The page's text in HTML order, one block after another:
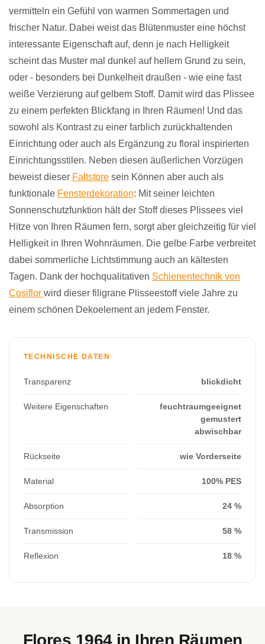
vermitteln ein Gefühl von warmen Sommertagen und
frischer Natur. Dabei weist das Blütenmuster eine höchst
interessante Eigenschaft auf, denn je nach Helligkeit
scheint das Muster mal dunkel auf hellem Grund zu sein,
oder - besonders bei Dunkelheit draußen - wie eine fast
weiße Verzierung auf gelbem Stoff. Damit wird das Plissee
zu einem perfekten Blickfang in Ihren Räumen! Und das
sowohl als Kontrast zu einer farblich zurückhaltenden
Einrichtung oder auch als Ergänzung zu floral inspirierten
Einrichtungsstilen. Neben diesen äußerlichen Vorzügen
beweist dieser Faltstore sein Können aber auch als
funktionale Fensterdekoration: Mit seiner leichten
Sonnenschutzfunktion hält der Stoff dieses Plissees viel
Hitze von Ihren Räumen fern, sorgt aber gleichzeitig für viel
Helligkeit in Ihren Wohnräumen. Die gelbe Farbe verbreitet
dabei sommerliche Lichtstimmung auch an kältesten
Tagen. Dank der hochqualitativen Schienentechnik von
Cosiflor wird dieser filigrane Plisseestoff viele Jahre zu
einem schönen Dekoelement an jedem Fenster.
TECHNISCHE DATEN
Transparenz blickdicht
Weitere Eigenschaften
feuchtraumgeeignet
gemustert
abwischbar
Rückseite wie Vorderseite
Material 100% PES
Absorption 24 %
Transmission 58 %
Reflexion 18 %
Flores 1964 in Ihren Räumen